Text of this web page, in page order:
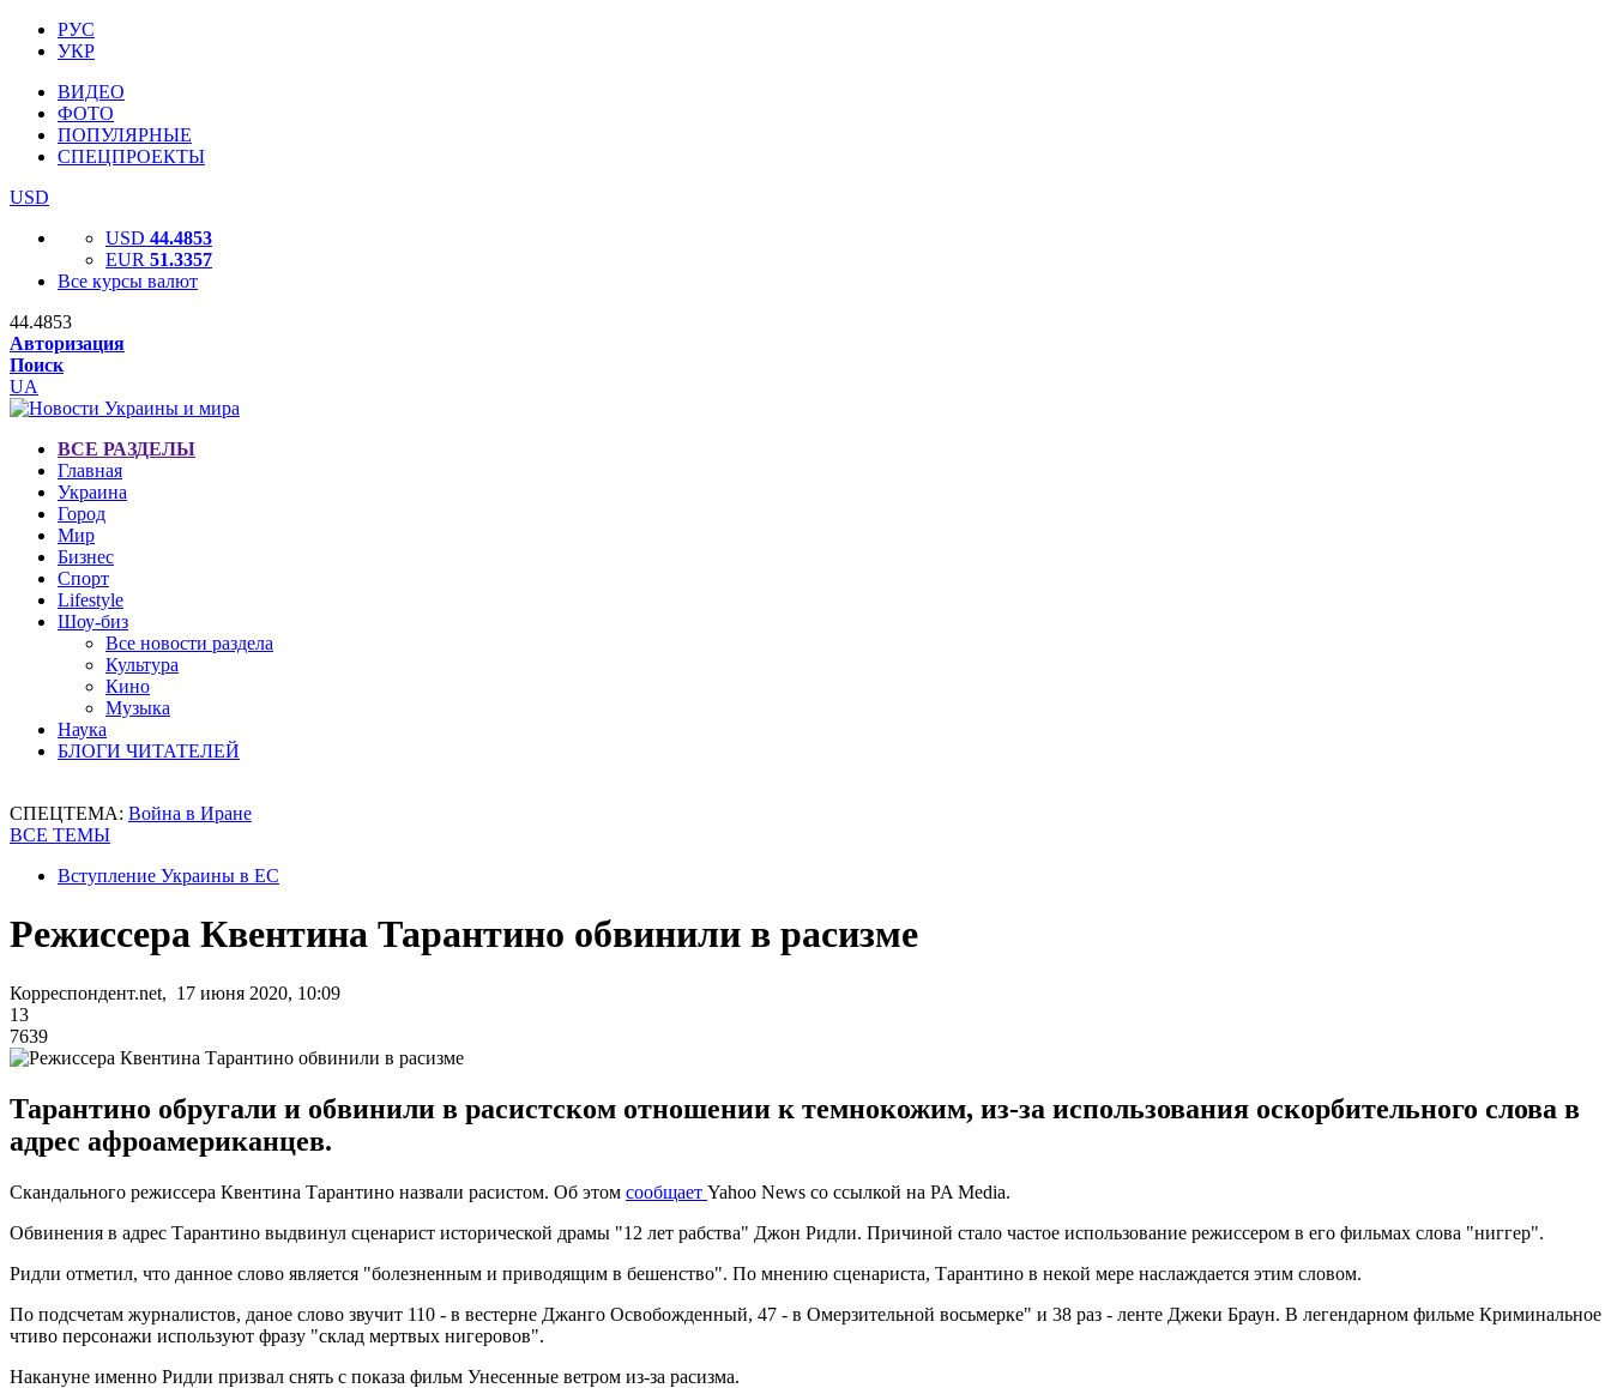
РУС
УКР
ВИДЕО
ФОТО
ПОПУЛЯРНЫЕ
СПЕЦПРОЕКТЫ
USD
USD 44.4853
EUR 51.3357
Все курсы валют
44.4853
Авторизация
Поиск
UA
ВСЕ РАЗДЕЛЫ
Главная
Украина
Город
Мир
Бизнес
Спорт
Lifestyle
Шоу-биз
Все новости раздела
Культура
Кино
Музыка
Наука
БЛОГИ ЧИТАТЕЛЕЙ
СПЕЦТЕМА: Война в Иране
ВСЕ ТЕМЫ
Вступление Украины в ЕС
Режиссера Квентина Тарантино обвинили в расизме
Корреспондент.net, 17 июня 2020, 10:09
13
7639
Тарантино обругали и обвинили в расистском отношении к темнокожим, из-за использования оскорбительного слова в
адрес афроамериканцев.
Скандального режиссера Квентина Тарантино назвали расистом. Об этом сообщает Yahoo News со ссылкой на PA Media.
Обвинения в адрес Тарантино выдвинул сценарист исторической драмы "12 лет рабства" Джон Ридли. Причиной стало частое использование режиссером в его фильмах слова "ниггер".
Ридли отметил, что данное слово является "болезненным и приводящим в бешенство". По мнению сценариста, Тарантино в некой мере наслаждается этим словом.
По подсчетам журналистов, даное слово звучит 110 - в вестерне Джанго Освобожденный, 47 - в Омерзительной восьмерке" и 38 раз - ленте Джеки Браун. В легендарном фильме Криминальное
чтиво персонажи используют фразу "склад мертвых нигеровов".
Накануне именно Ридли призвал снять с показа фильм Унесенные ветром из-за расизма.